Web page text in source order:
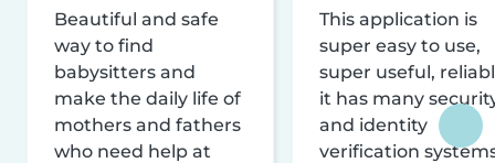
Beautiful and safe
way to find
babysitters and
make the daily life of
mothers and fathers
who need help at
This application is
super easy to use,
super useful,
it has many
and identity
verification